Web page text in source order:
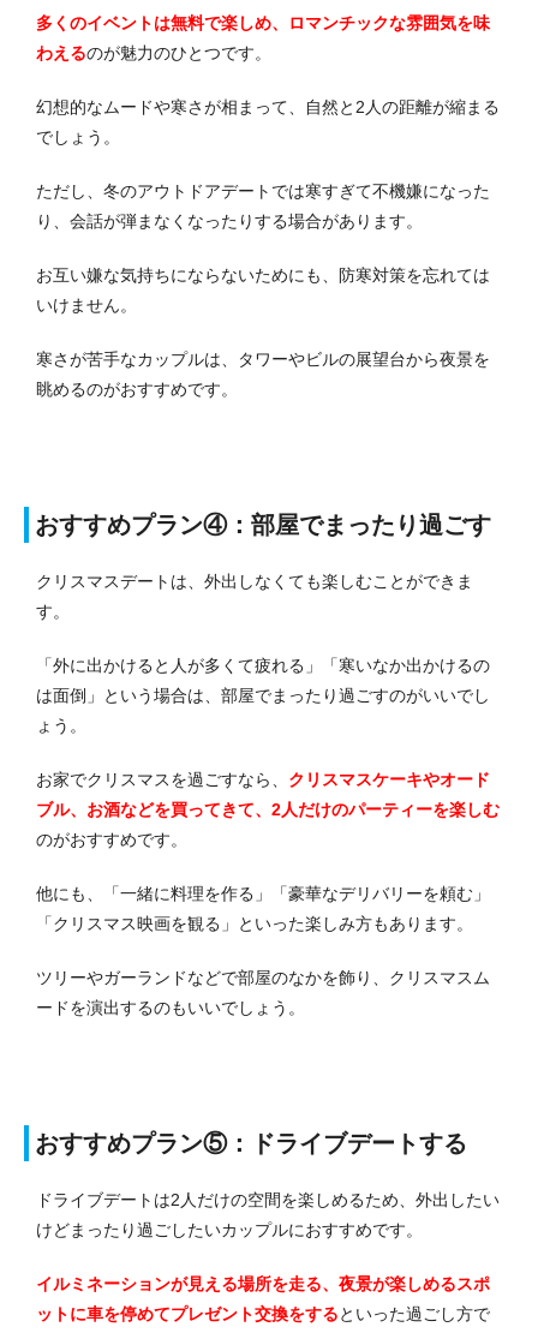
多くのイベントは無料で楽しめ、ロマンチックな雰囲気を味
わえるのが魅力のひとつです。
幻想的なムードや寒さが相まって、自然と2人の距離が縮まる
でしょう。
ただし、冬のアウトドアデートでは寒すぎて不機嫌になった
り、会話が弾まなくなったりする場合があります。
お互い嫌な気持ちにならないためにも、防寒対策を忘れては
いけません。
寒さが苦手なカップルは、タワーやビルの展望台から夜景を
眺めるのがおすすめです。
おすすめプラン④：部屋でまったり過ごす
クリスマスデートは、外出しなくても楽しむことができま
す。
「外に出かけると人が多くて疲れる」「寒いなか出かけるの
は面倒」という場合は、部屋でまったり過ごすのがいいでし
ょう。
お家でクリスマスを過ごすなら、 クリスマスケーキやオード
ブル、お酒などを買ってきて、2人だけのパーティーを楽しむ
のがおすすめです。
他にも、「一緒に料理を作る」「豪華なデリバリーを頼む」
「クリスマス映画を観る」といった楽しみ方もあります。
ツリーやガーランドなどで部屋のなかを飾り、クリスマスム
ードを演出するのもいいでしょう。
おすすめプラン⑤：ドライブデートする
ドライブデートは2人だけの空間を楽しめるため、外出したい
けどまったり過ごしたいカップルにおすすめです。
イルミネーションが見える場所を走る、夜景が楽しめるスポ
ットに車を停めてプレゼント交換をするといった過ごし方で